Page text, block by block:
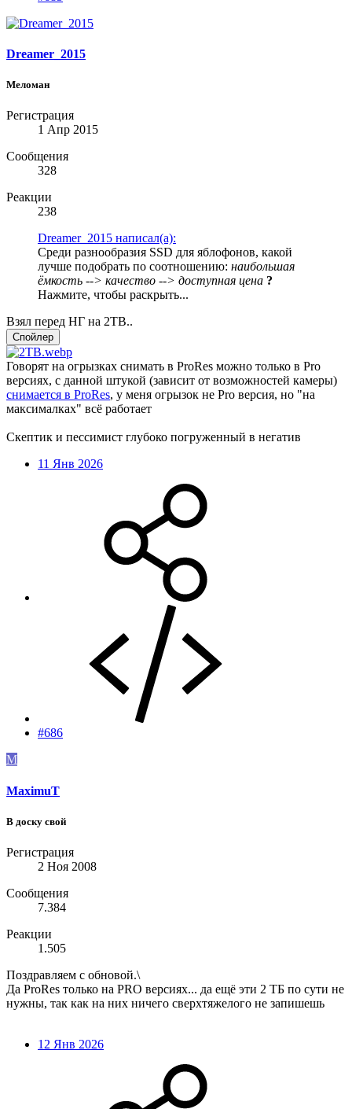
Dreamer_2015
Меломан
Регистрация
1 Апр 2015
Сообщения
328
Реакции
238
Dreamer_2015 написал(а):
Среди разнообразия SSD для яблофонов, какой
лучше подобрать по соотношению: наибольшая
ёмкость --> качество --> доступная цена ?
Нажмите, чтобы раскрыть...
Взял перед НГ на 2TB..
Спойлер
Говорят на огрызках снимать в ProRes можно только в Pro
версиях, с данной штукой (зависит от возможностей камеры)
снимается в ProRes, у меня огрызок не Pro версия, но "на
максималках" всё работает
Скептик и пессимист глубоко погруженный в негатив
11 Янв 2026
#686
M
MaximuT
В доску свой
Регистрация
2 Ноя 2008
Сообщения
7.384
Реакции
1.505
Поздравляем с обновой.\
Да ProRes только на PRO версиях... да ещё эти 2 ТБ по сути не
нужны, так как на них ничего сверхтяжелого не запишешь
12 Янв 2026